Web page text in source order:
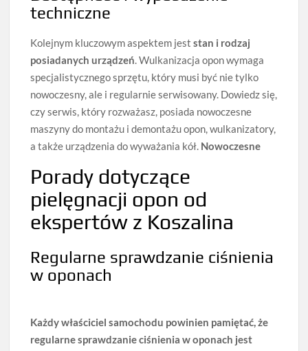
techniczne
Kolejnym kluczowym aspektem jeststan i rodzaj
posiadanych urządzeń. Wulkanizacja opon wymaga
specjalistycznego sprzętu, który musi być nie tylko
nowoczesny, ale i regularnie serwisowany. Dowiedz się,
czy serwis, który rozważasz, posiada nowoczesne
maszyny do montażu i demontażu opon, wulkanizatory,
a także urządzenia do wyważania kół. Nowoczesne
Porady dotyczące
pielęgnacji opon od
ekspertów z Koszalina
Regularne sprawdzanie ciśnienia
w oponach
Każdy właściciel samochodu powinien pamiętać, że
regularne sprawdzanie ciśnienia w oponach jest